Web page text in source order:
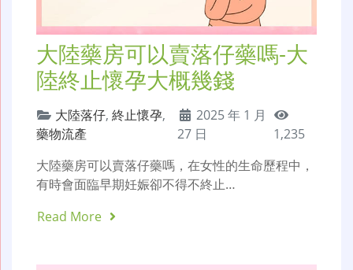
大陸藥房可以賣落仔藥嗎-大
陸終止懷孕大概幾錢
大陸落仔, 終止懷孕,
藥物流產
2025 年 1 月
27 日
1,235
大陸藥房可以賣落仔藥嗎，在女性的生命歷程中，
有時會面臨早期妊娠卻不得不終止…
Read More